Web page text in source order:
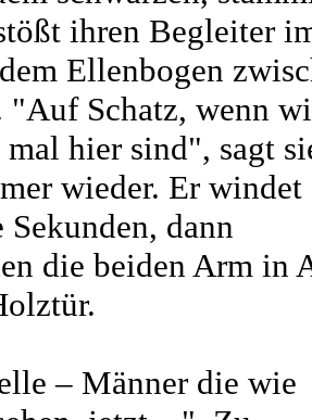
ihren Begleiter
Ellenbogen
"Auf Schatz, wenn
mal hier sind", sagt
wieder. Er windet
dann
die beiden Arm in
– Männer die wie